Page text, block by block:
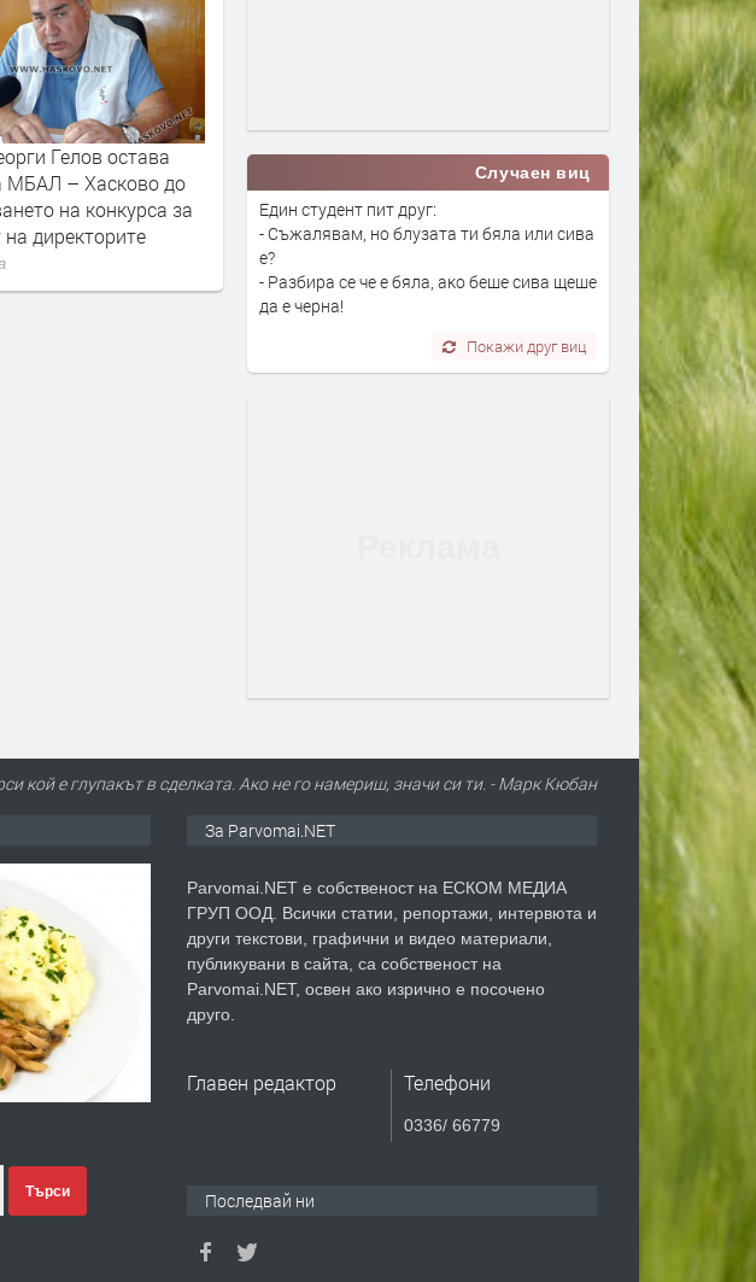
Гелов остава
МБАЛ – Хасково до
на конкурса за
директорите
Слънчево и горещо време
неделя
преди 11 часа
18-годишен е задържан
смъртта на чичо си
Случаен виц
Един студент пит друг:
- Съжалявам, но блузата ти бяла или сива
е?
- Разбира се че е бяла, ако беше сива щеше
да е черна!
Покажи друг виц
кой е глупакът в сделката. Ако не го намериш, значи си ти. - Марк Кюбан
Търси
За Parvomai.NET
Parvomai.NET е собственост на ЕСКОМ МЕДИА
ГРУП ООД. Всички статии, репортажи, интервюта и
други текстови, графични и видео материали,
публикувани в сайта, са собственост на
Parvomai.NET, освен ако изрично е посочено
друго.
Главен редактор Телефони
0336/ 66779
Последвай ни